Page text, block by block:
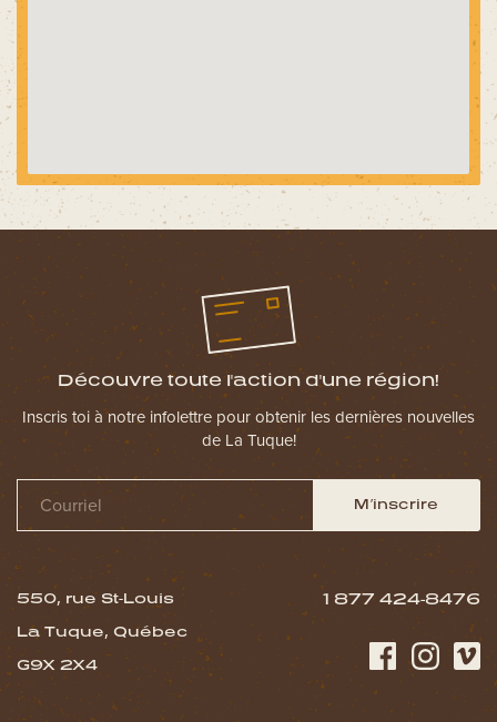
Découvre toute l'action d'une région!
Inscris toi à notre infolettre pour obtenir les dernières nouvelles
de La Tuque!
M’inscrire
550, rue St-Louis
La Tuque, Québec
G9X 2X4
1 877 424-8476